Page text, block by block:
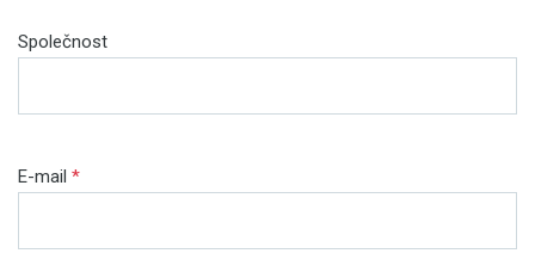
Společnost
E-mail *